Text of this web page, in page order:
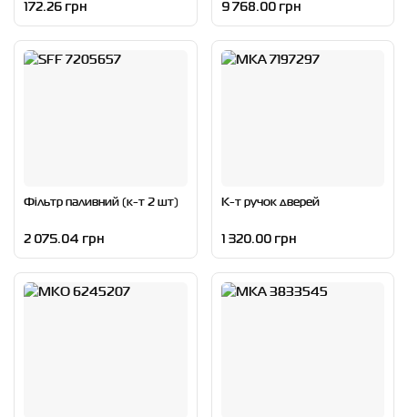
172.26 грн 9 768.00 грн
Фільтр паливний (к-т 2 шт)
2 075.04 грн
К-т ручок дверей
1 320.00 грн